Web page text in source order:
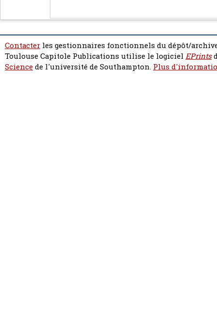
Contacter les gestionnaires fonctionnels du dépôt/
Toulouse Capitole Publications utilise le logiciel EPrints
Sciencede l'université de Southampton. Plus